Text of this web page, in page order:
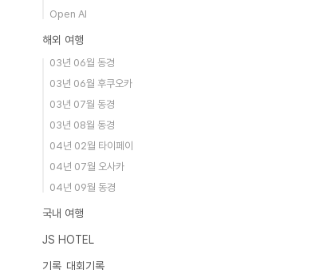
Open AI
해외 여행
03년 06월 동경
03년 06월 후쿠오카
03년 07월 동경
03년 08월 동경
04년 02월 타이페이
04년 07월 오사카
04년 09월 동경
국내 여행
JS HOTEL
기록_대회기록